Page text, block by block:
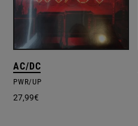
AC/DC
PWR/UP
27,99€